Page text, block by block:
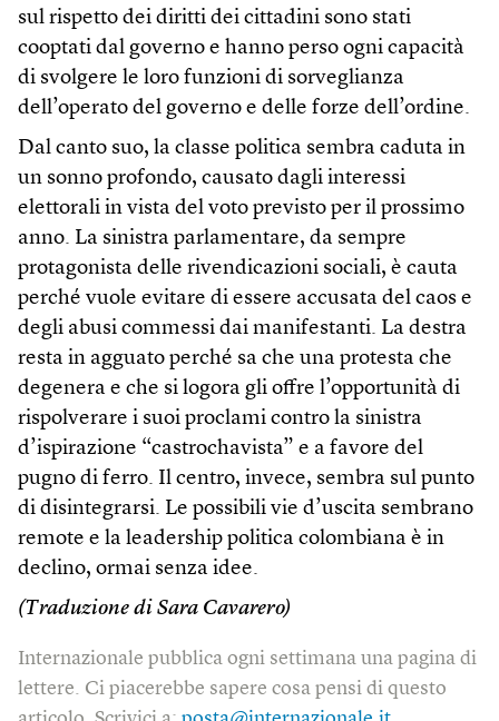
sul rispetto dei diritti dei cittadini sono stati
cooptati dal governo e hanno perso ogni capacità
di svolgere le loro funzioni di sorveglianza
dell’operato del governo e delle forze dell’ordine.
Dal canto suo, la classe politica sembra caduta in
un sonno profondo, causato dagli interessi
elettorali in vista del voto previsto per il prossimo
anno. La sinistra parlamentare, da sempre
protagonista delle rivendicazioni sociali, è cauta
perché vuole evitare di essere accusata del caos e
degli abusi commessi dai manifestanti. La destra
resta in agguato perché sa che una protesta che
degenera e che si logora gli offre l’opportunità di
rispolverare i suoi proclami contro la sinistra
d’ispirazione “castrochavista” e a favore del
pugno di ferro. Il centro, invece, sembra sul punto
di disintegrarsi. Le possibili vie d’uscita sembrano
remote e la leadership politica colombiana è in
declino, ormai senza idee.
(Traduzione di Sara Cavarero)
Internazionale pubblica ogni settimana una pagina di
lettere. Ci piacerebbe sapere cosa pensi di questo